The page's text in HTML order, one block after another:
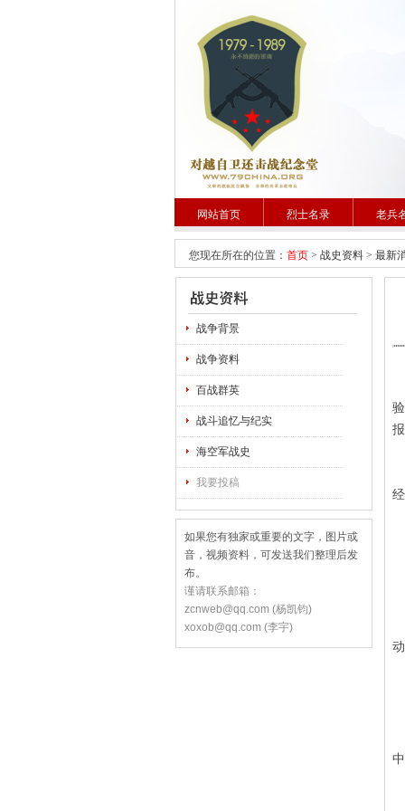
网站首页 烈士名录 老兵
您现在所在的位置： 首页> 战史资料> 最新
战争背景
战争资料
百战群英
战斗追忆与纪实
海空军战史
我要投稿
如果您有独家或重要的文字，图片或
音，视频资料，可发送我们整理后发
布。
谨请联系邮箱：
zcnweb@qq.com (杨凯钧)
xoxob@qq.com (李宇)